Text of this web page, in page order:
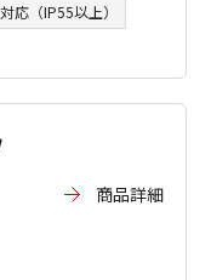
応（IP55以上）
商品詳細